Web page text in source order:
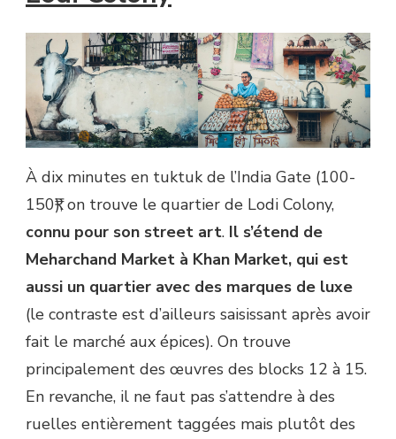
À dix minutes en tuktuk de l’India Gate (100-
150₹), on trouve le quartier de Lodi Colony,
connu pour son street art. Il s’étend de
Meharchand Market à Khan Market, qui est
aussi un quartier avec des marques de luxe
(le contraste est d’ailleurs saisissant après avoir
fait le marché aux épices). On trouve
principalement des œuvres des blocks 12 à 15.
En revanche, il ne faut pas s’attendre à des
ruelles entièrement taggées mais plutôt des